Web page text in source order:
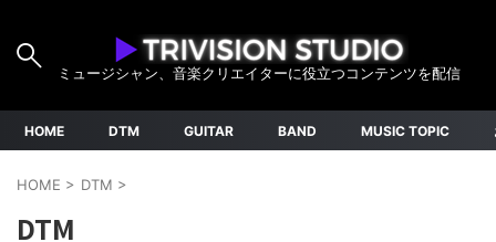
ミュージシャン、音楽クリエイターに役立つコンテンツを配信
HOME DTM GUITAR BAND MUSIC TOPIC
HOME > DTM >
DTM